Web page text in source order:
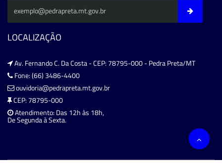
LOCALIZAÇÃO
Av. Fernando C. Da Costa - CEP: 78795-000 - Pedra Preta/MT
Fone: (66) 3486-4400
ouvidoria@pedrapreta.mt.gov.br
CEP: 78795-000
Atendimento: Das 12h às 18h,
De Segunda à Sexta.